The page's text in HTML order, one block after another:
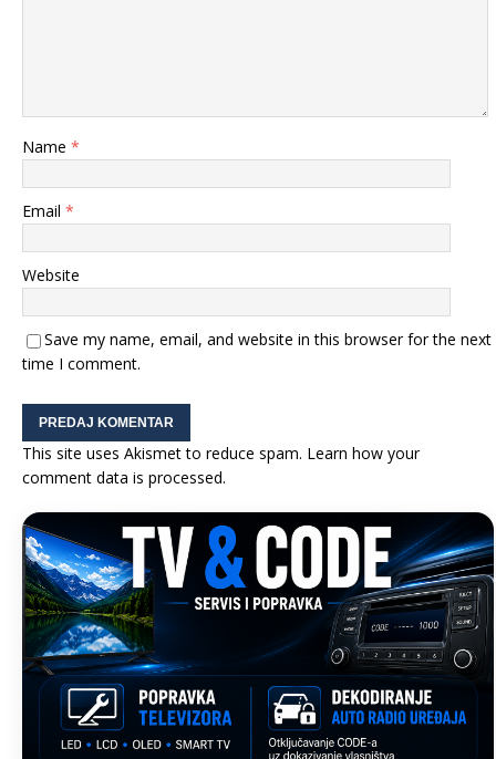
Name *
Email *
Website
Save my name, email, and website in this browser for the next
time I comment.
This site uses Akismet to reduce spam. Learn how your
comment data is processed.